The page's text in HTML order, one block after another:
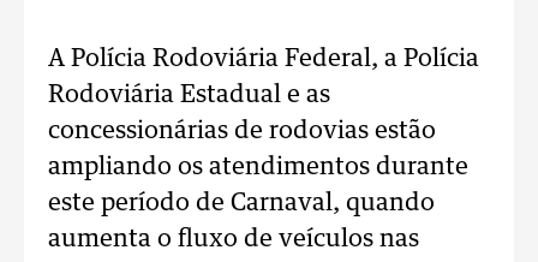
A Polícia Rodoviária Federal, a Polícia
Rodoviária Estadual e as
concessionárias de rodovias estão
ampliando os atendimentos durante
este período de Carnaval, quando
aumenta o fluxo de veículos nas